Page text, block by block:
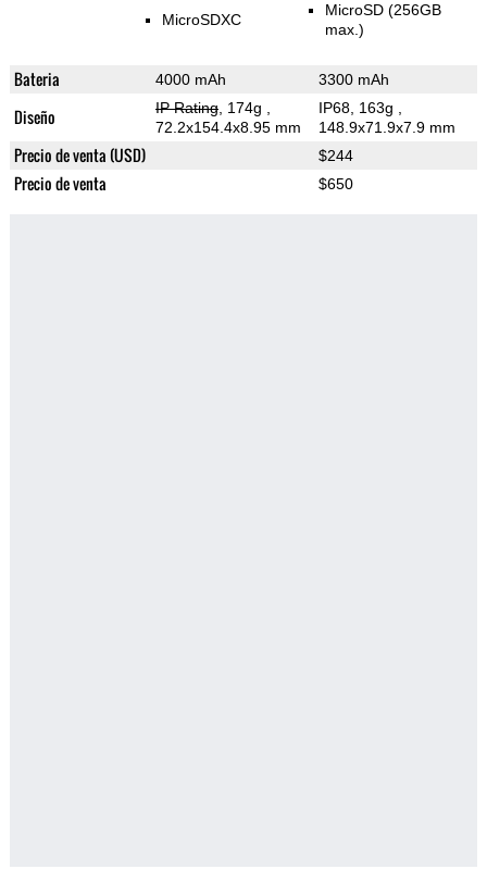
MicroSDXC
MicroSD (256GB
max.)
Bateria 4000 mAh 3300 mAh
Diseño IP Rating, 174g
72.2x154.4x8.95 mm
IP68, 163g
148.9x71.9x7.9 mm
Precio de venta (USD) $244
Precio de venta $650